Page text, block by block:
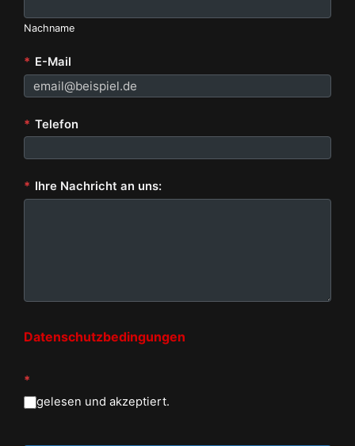
Nachname
* E-Mail
* Telefon
* Ihre Nachricht an uns:
Datenschutzbedingungen
*
gelesen und akzeptiert.